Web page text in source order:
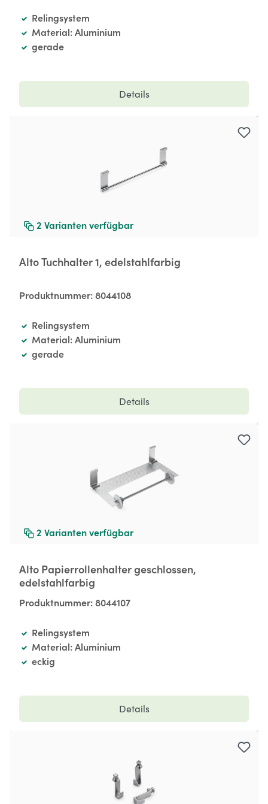
Relingsystem
Material: Aluminium
gerade
Details
2 Varianten verfügbar
Alto Tuchhalter 1, edelstahlfarbig
Produktnummer:8044108
Relingsystem
Material: Aluminium
gerade
Details
2 Varianten verfügbar
Alto Papierrollenhalter geschlossen,
edelstahlfarbig
Produktnummer:8044107
Relingsystem
Material: Aluminium
eckig
Details